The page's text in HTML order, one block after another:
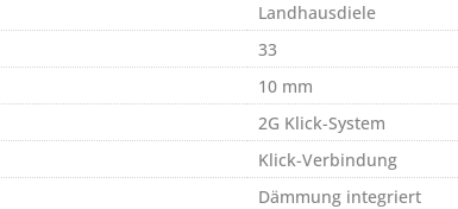
Landhausdiele
33
10 mm
2G Klick-System
Klick-Verbindung
Dämmung integriert